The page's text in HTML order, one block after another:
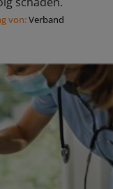
von:Verband